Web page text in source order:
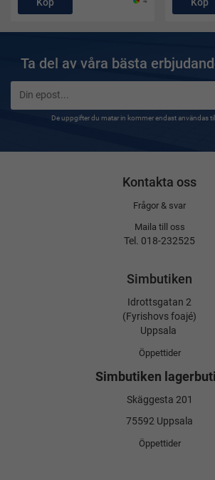
Ta del av våra bästa
De uppgifter du matar in kommer endast användas
Kontakta oss
Frågor & svar
Maila till oss
Tel. 018-232525
Simbutiken
Idrottsgatan 2
(Fyrishovs foajé)
Uppsala
Öppettider
Simbutiken
Skäggesta 201
75592 Uppsala
Öppettider